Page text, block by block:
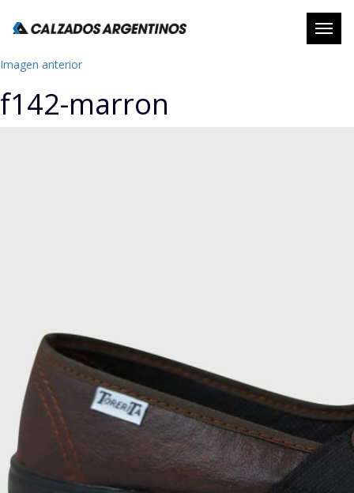
Abrir
Imagen anterior
f142-marron